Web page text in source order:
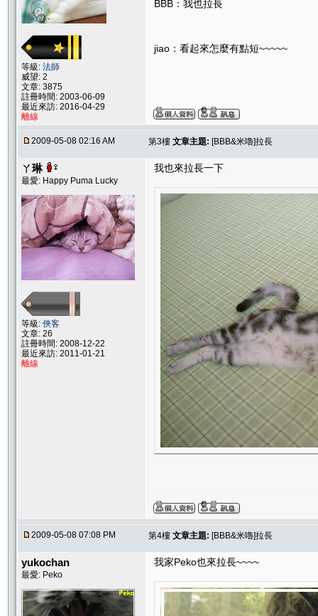
等級: 法師
威望: 2
文章: 3875
註冊時間: 2003-06-09
最近來訪: 2016-04-29
離線
BBB：我也拉長
jiao：看起來怎麼有點短~~~~~
2009-05-08 02:16 AM 第3樓 文章主題: [BBB&米嚕]拉長
ㄚ琳
最愛: Happy Puma Lucky
等級: 俠客
文章: 26
註冊時間: 2008-12-22
最近來訪: 2011-01-21
離線
我也來拉長一下
2009-05-08 07:08 PM 第4樓 文章主題: [BBB&米嚕]拉長
yukochan
最愛: Peko
我家Peko也來拉長~~~~